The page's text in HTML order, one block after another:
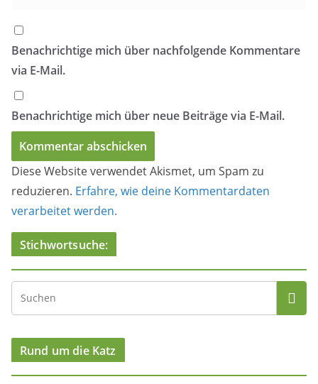
Benachrichtige mich über nachfolgende Kommentare
via E-Mail.
Benachrichtige mich über neue Beiträge via E-Mail.
Diese Website verwendet Akismet, um Spam zu
reduzieren. Erfahre, wie deine Kommentardaten
verarbeitet werden.
Stichwortsuche:
Rund um die Katz